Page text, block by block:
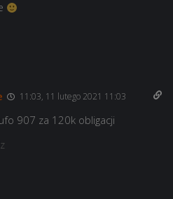
11:03, 11 lutego 2021 11:03
907 za 120k obligacji